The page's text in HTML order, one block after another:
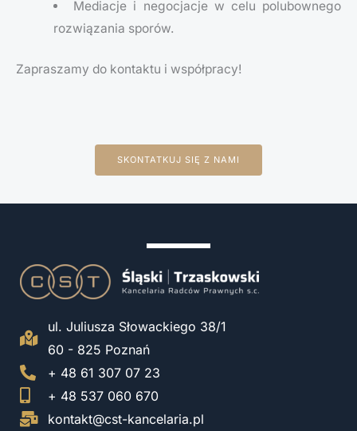
Mediacje i negocjacje w celu polubownego
rozwiązania sporów.
Zapraszamy do kontaktu i współpracy!
SKONTATKUJ SIĘ Z NAMI
ul. Juliusza Słowackiego 38/1
60 - 825 Poznań
+ 48 61 307 07 23
+ 48 537 060 670
kontakt@cst-kancelaria.pl